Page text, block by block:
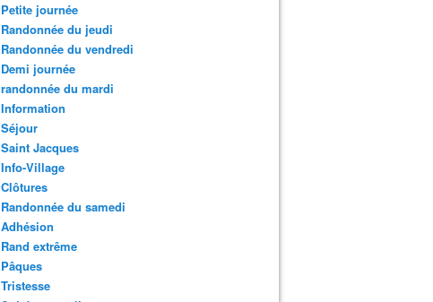
Petite journée
Randonnée du jeudi
Randonnée du vendredi
Demi journée
randonnée du mardi
Information
Séjour
Saint Jacques
Info-Village
Clôtures
Randonnée du samedi
Adhésion
Rand extrême
Pâques
Tristesse